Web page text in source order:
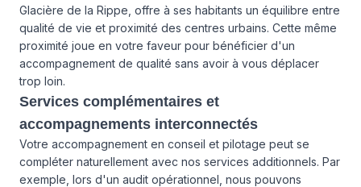
Glacière de la Rippe, offre à ses habitants un équilibre entre
qualité de vie et proximité des centres urbains. Cette même
proximité joue en votre faveur pour bénéficier d'un
accompagnement de qualité sans avoir à vous déplacer
trop loin.
Services complémentaires et
accompagnements interconnectés
Votre accompagnement en conseil et pilotage peut se
compléter naturellement avec nos services additionnels. Par
exemple, lors d'un audit opérationnel, nous pouvons